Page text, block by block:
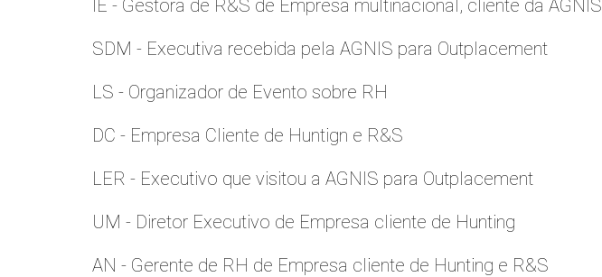
IE - Gestora de R&S de Empresa multinacional, cliente da AGNIS
SDM - Executiva recebida pela AGNIS para Outplacement
LS - Organizador de Evento sobre RH
DC - Empresa Cliente de Huntign e R&S
LER - Executivo que visitou a AGNIS para Outplacement
UM - Diretor Executivo de Empresa cliente de Hunting
AN - Gerente de RH de Empresa cliente de Hunting e R&S